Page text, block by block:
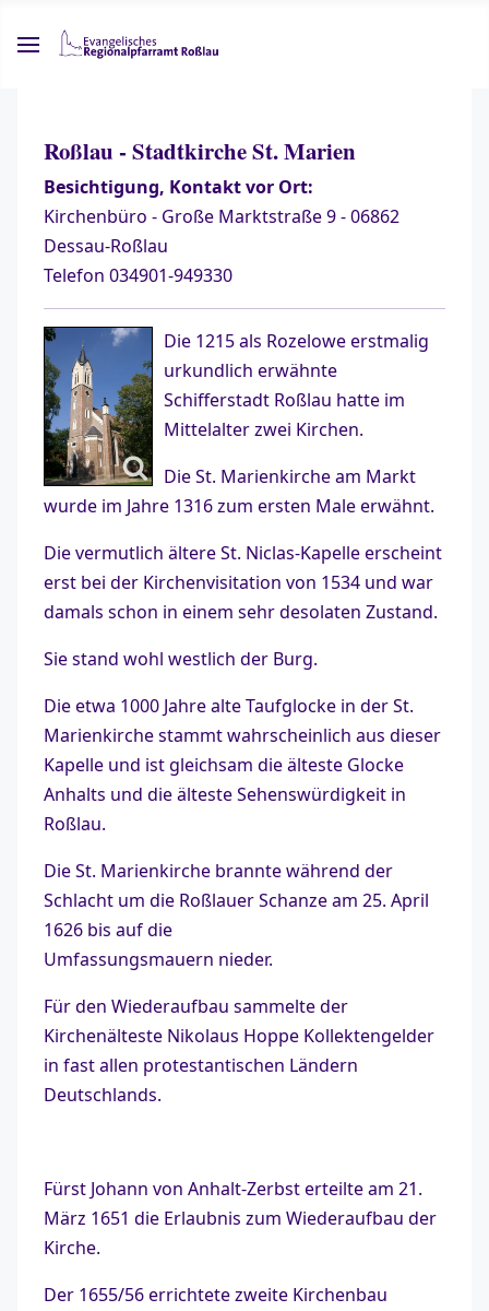
Roßlau - Stadtkirche St. Marien
Besichtigung, Kontakt vor Ort:
Kirchenbüro - Große Marktstraße 9 - 06862
Dessau-Roßlau
Telefon 034901-949330
Die 1215 als Rozelowe erstmalig
urkundlich erwähnte
Schifferstadt Roßlau hatte im
Mittelalter zwei Kirchen.
Die St. Marienkirche am Markt
wurde im Jahre 1316 zum ersten Male erwähnt.
Die vermutlich ältere St. Niclas-Kapelle erscheint
erst bei der Kirchenvisitation von 1534 und war
damals schon in einem sehr desolaten Zustand.
Sie stand wohl westlich der Burg.
Die etwa 1000 Jahre alte Taufglocke in der St.
Marienkirche stammt wahrscheinlich aus dieser
Kapelle und ist gleichsam die älteste Glocke
Anhalts und die älteste Sehenswürdigkeit in
Roßlau.
Die St. Marienkirche brannte während der
Schlacht um die Roßlauer Schanze am 25. April
1626 bis auf die
Umfassungsmauern nieder.
Für den Wiederaufbau sammelte der
Kirchenälteste Nikolaus Hoppe Kollektengelder
in fast allen protestantischen Ländern
Deutschlands.
Fürst Johann von Anhalt-Zerbst erteilte am 21.
März 1651 die Erlaubnis zum Wiederaufbau der
Kirche.
Der 1655/56 errichtete zweite Kirchenbau